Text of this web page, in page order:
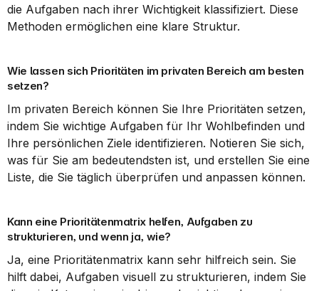
die Aufgaben nach ihrer Wichtigkeit klassifiziert. Diese
Methoden ermöglichen eine klare Struktur.
Wie lassen sich Prioritäten im privaten Bereich am besten
setzen?
Im privaten Bereich können Sie Ihre Prioritäten setzen,
indem Sie wichtige Aufgaben für Ihr Wohlbefinden und
Ihre persönlichen Ziele identifizieren. Notieren Sie sich,
was für Sie am bedeutendsten ist, und erstellen Sie eine
Liste, die Sie täglich überprüfen und anpassen können.
Kann eine Prioritätenmatrix helfen, Aufgaben zu
strukturieren, und wenn ja, wie?
Ja, eine Prioritätenmatrix kann sehr hilfreich sein. Sie
hilft dabei, Aufgaben visuell zu strukturieren, indem Sie